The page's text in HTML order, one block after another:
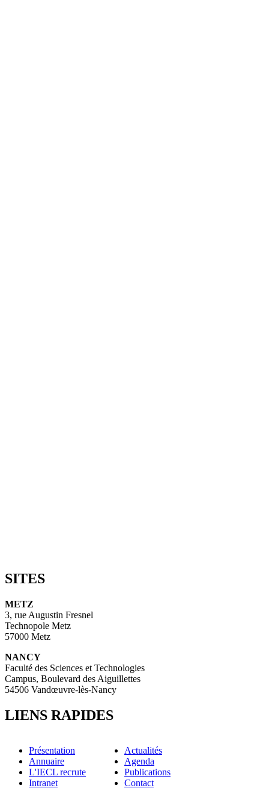
SITES
METZ
3, rue Augustin Fresnel
Technopole Metz
57000 Metz
NANCY
Faculté des Sciences et Technologies
Campus, Boulevard des Aiguillettes
54506 Vandœuvre-lès-Nancy
LIENS RAPIDES
Présentation
Annuaire
L'IECL recrute
Intranet
Actualités
Agenda
Publications
Contact